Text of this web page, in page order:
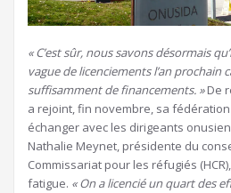
« C’est sûr, nous savons désormais
vague de licenciements l’an prochain
suffisamment de financements. »De
a rejoint, fin novembre, sa
échanger avec les dirigeants
Nathalie Meynet, présidente du
Commissariat pour les réfugiés
fatigue. « On a licencié un quart des